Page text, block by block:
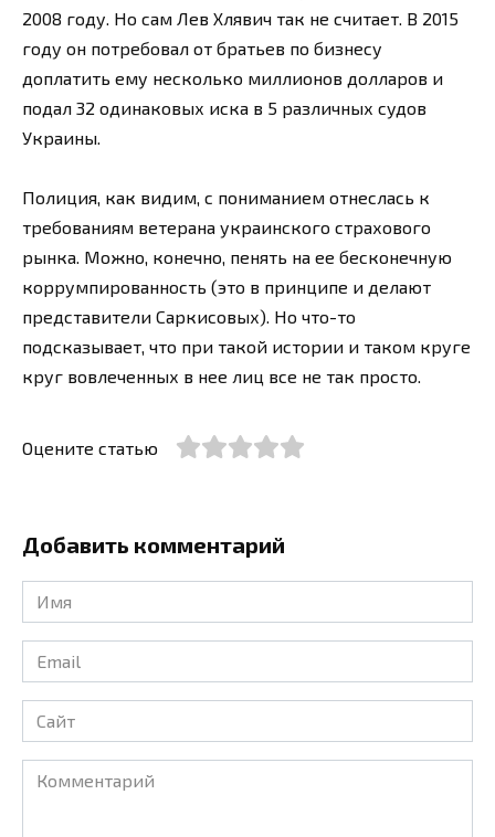
2008 году. Но сам Лев Хлявич так не считает. В 2015
году он потребовал от братьев по бизнесу
доплатить ему несколько миллионов долларов и
подал 32 одинаковых иска в 5 различных судов
Украины.
Полиция, как видим, с пониманием отнеслась к
требованиям ветерана украинского страхового
рынка. Можно, конечно, пенять на ее бесконечную
коррумпированность (это в принципе и делают
представители Саркисовых). Но что-то
подсказывает, что при такой истории и таком круге
круг вовлеченных в нее лиц все не так просто.
Оцените статью
Добавить комментарий
Имя
*
Email
*
Сайт
Комментарий